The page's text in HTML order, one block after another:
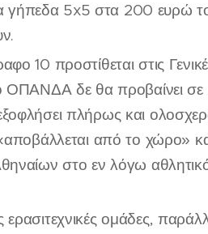
γήπεδα 5x5 στα 200 ευρώ
10 προστίθεται στις
«ο ΟΠΑΝΔΑ δε θα προβαίνει σε
πλήρως και
από το χώρο»
στο εν λόγω
ερασιτεχνικές ομάδες,